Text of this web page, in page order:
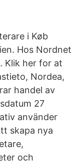
i Køb
Hos Nordnet
Klik her for at
Nordea,
handel av
27
använder
skapa nya
och